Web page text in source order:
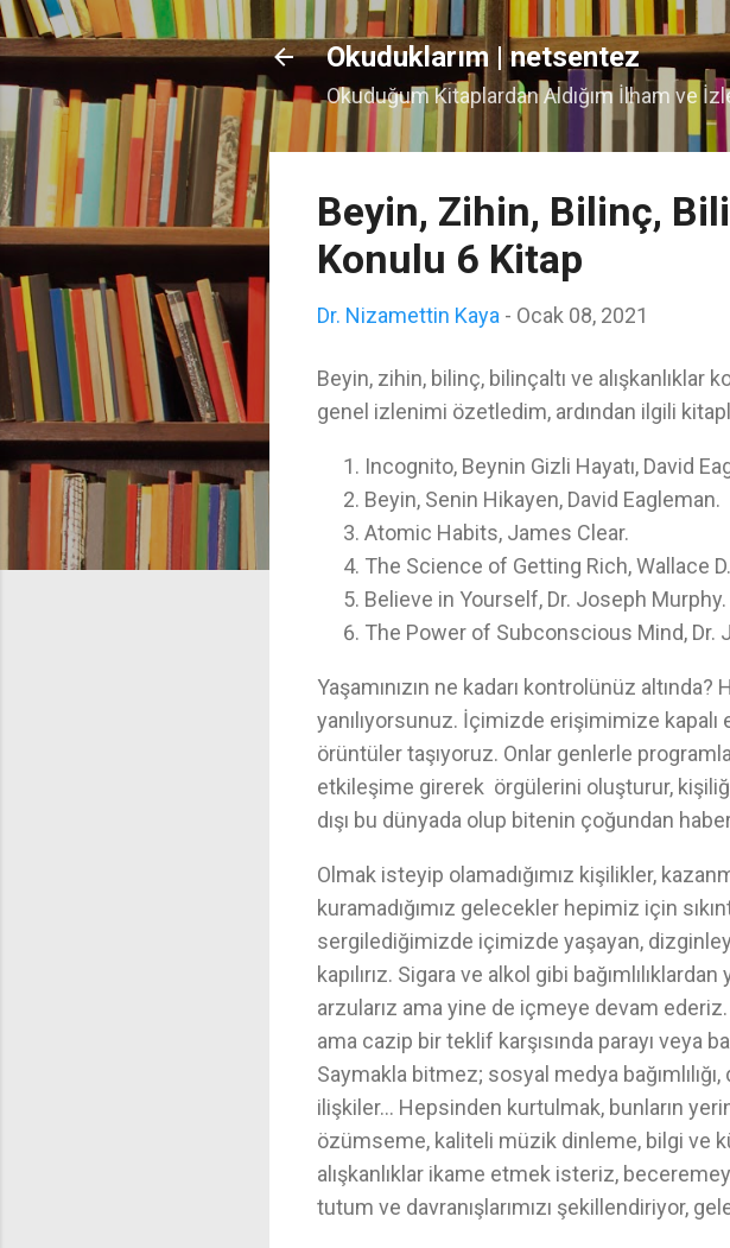
Okuduklarım | netsentez
Okuduğum Kitaplardan Aldığım İlham ve
Beyin, Zihin, Bilinç,
Konulu 6 Kitap
Dr. Nizamettin Kaya - Ocak 08, 2021
Beyin, zihin, bilinç, bilinçaltı ve alışkanlıklar
genel izlenimi özetledim, ardından ilgili
Incognito, Beynin Gizli Hayatı, David
Beyin, Senin Hikayen, David Eagleman.
Atomic Habits, James Clear.
The Science of Getting Rich, Wallace
Believe in Yourself, Dr. Joseph Murphy.
The Power of Subconscious Mind, Dr.
Yaşamınızın ne kadarı kontrolünüz
yanılıyorsunuz. İçimizde erişimimize
örüntüler taşıyoruz. Onlar genlerle
etkileşime girerek örgülerini oluşturur,
dışı bu dünyada olup bitenin çoğundan
Olmak isteyip olamadığımız kişilikler,
kuramadığımız gelecekler hepimiz için
sergilediğimizde içimizde yaşayan,
kapılırız. Sigara ve alkol gibi
arzularız ama yine de içmeye devam
ama cazip bir teklif karşısında parayı veya
Saymakla bitmez; sosyal medya
ilişkiler… Hepsinden kurtulmak, bunların
özümseme, kaliteli müzik dinleme, bilgi ve
alışkanlıklar ikame etmek isteriz,
tutum ve davranışlarımızı şekillendiriyor,